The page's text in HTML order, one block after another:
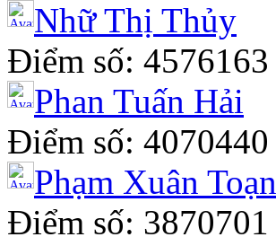
Nhữ Thị Thủy
Điểm số: 4576163
Phan Tuấn Hải
Điểm số: 4070440
Phạm Xuân Toạn
Điểm số: 3870701